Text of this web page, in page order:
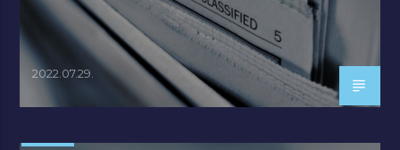
2022.07.29.